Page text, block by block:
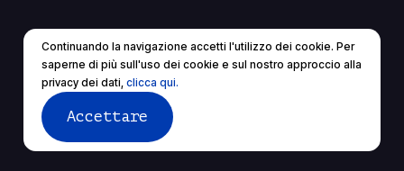
Continuando la navigazione accetti l'utilizzo dei cookie. Per
saperne di più sull'uso dei cookie e sul nostro approccio alla
privacy dei dati, clicca qui.
Accettare
IT
© 2026 Tutti i diritti riservati.
Termini di servizio